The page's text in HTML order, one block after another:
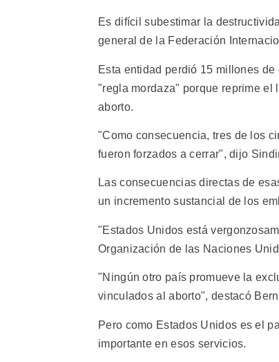
Es difícil subestimar la
general de la Federación
Esta entidad perdió 15 millones
"regla mordaza" porque reprime el
aborto.
"Como consecuencia, tres de los
fueron forzados a cerrar", dijo
Las consecuencias directas de
un incremento sustancial de los
"Estados Unidos está
Organización de las Naciones
"Ningún otro país promueve la
vinculados al aborto", destacó
Pero como Estados Unidos es el
importante en esos servicios.